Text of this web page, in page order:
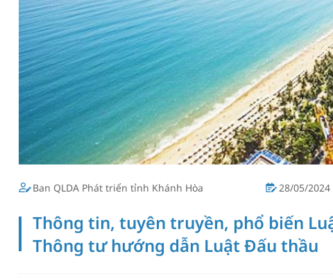
Ban QLDA Phát triển tỉnh Khánh Hòa 28/05/2024
Thông tin, tuyên truyền, phổ biến
Thông tư hướng dẫn Luật Đấu thầu